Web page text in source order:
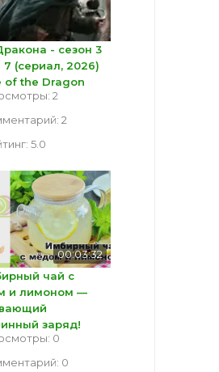
- сезон 3
7 (сериал, 2026)
of the Dragon
2
2
5.0
00:03:32
чай с
и лимоном —
заряд!
0
0